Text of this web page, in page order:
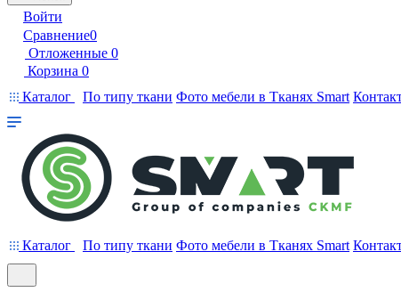
Войти
Сравнение0
Отложенные 0
Корзина 0
Каталог
По типу ткани Фото мебели в Тканях Smart
Каталог По типу ткани Фото мебели в Тканях Smart